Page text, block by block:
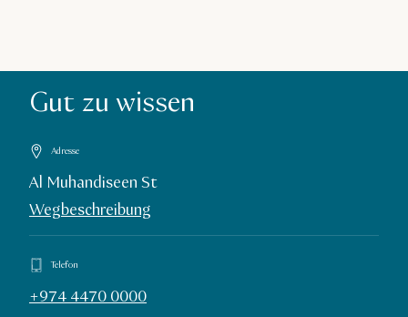
Gut zu wissen
Adresse
Al Muhandiseen St
Wegbeschreibung
Telefon
+974 4470 0000